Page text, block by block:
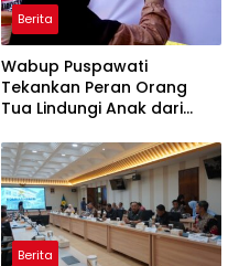
Berita
Wabup Puspawati
Tekankan Peran Orang
Tua Lindungi Anak dari
Gawai
Berita